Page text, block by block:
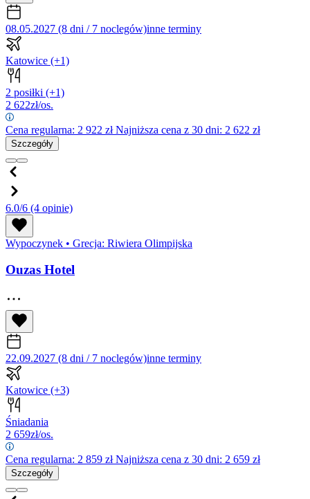
08.05.2027 (8 dni / 7 noclegów)inne terminy
Katowice (+1)
2 posiłki (+1)
2 622zł/os.
Cena regularna: 2 922 złNajniższa cena z 30 dni: 2 622 zł
Szczegóły
6.0/6 (4 opinie)
Wypoczynek • Grecja: Riwiera Olimpijska
Ouzas Hotel
22.09.2027 (8 dni / 7 noclegów)inne terminy
Katowice (+3)
Śniadania
2 659zł/os.
Cena regularna: 2 859 złNajniższa cena z 30 dni: 2 659 zł
Szczegóły